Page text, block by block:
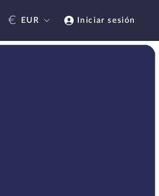
€ EUR Iniciar sesión